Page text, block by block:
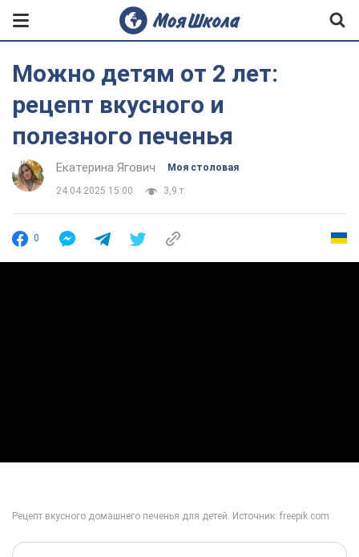
Можно детям от 2 лет:
рецепт вкусного и
полезного печенья
Екатерина Ягович Моя столовая
24.04.2025 15:00 3,9 т.
0